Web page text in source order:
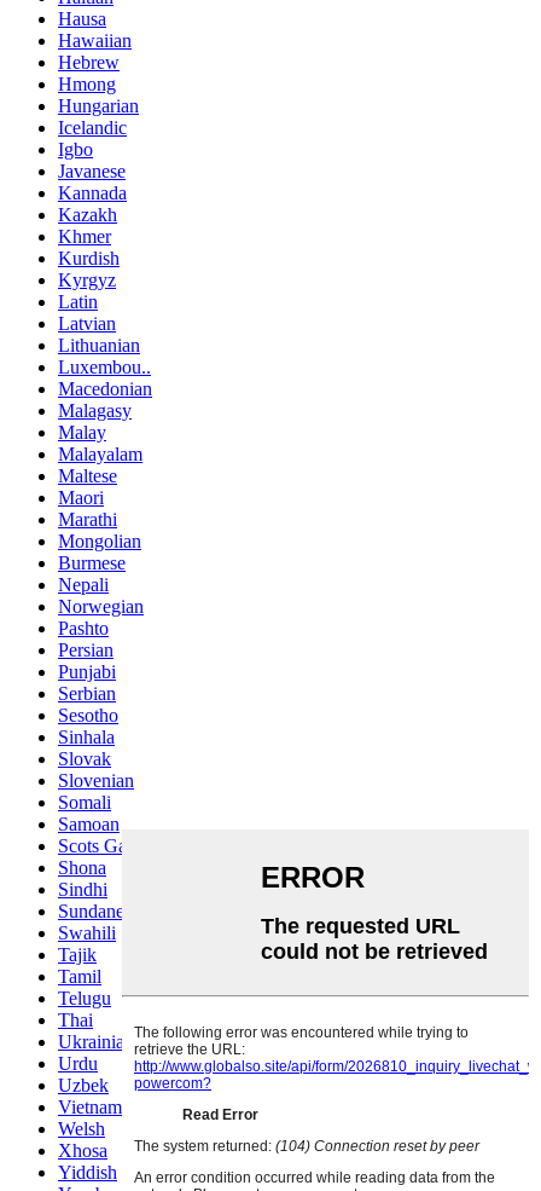
Hausa
Hawaiian
Hebrew
Hmong
Hungarian
Icelandic
Igbo
Javanese
Kannada
Kazakh
Khmer
Kurdish
Kyrgyz
Latin
Latvian
Lithuanian
Luxembou..
Macedonian
Malagasy
Malay
Malayalam
Maltese
Maori
Marathi
Mongolian
Burmese
Nepali
Norwegian
Pashto
Persian
Punjabi
Serbian
Sesotho
Sinhala
Slovak
Slovenian
Somali
Samoan
Scots Gaelic
Shona
Sindhi
Sundanese
Swahili
Tajik
Tamil
Telugu
Thai
Ukrainian
Urdu
Uzbek
Vietnamese
Welsh
Xhosa
Yiddish